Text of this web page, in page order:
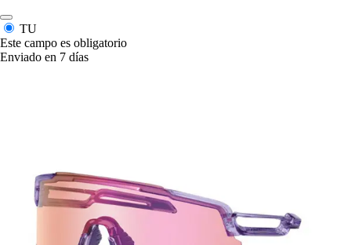
TU
Este campo es obligatorio
Enviado en 7 días